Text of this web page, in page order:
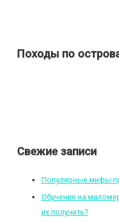
Походы по
Свежие записи
Популярные мифы
Обучение на
их получить?